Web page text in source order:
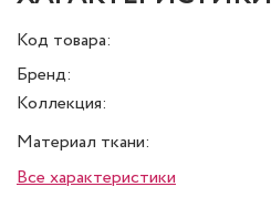
Код товара:
Бренд:
Коллекция:
Материал ткани:
Все характеристики